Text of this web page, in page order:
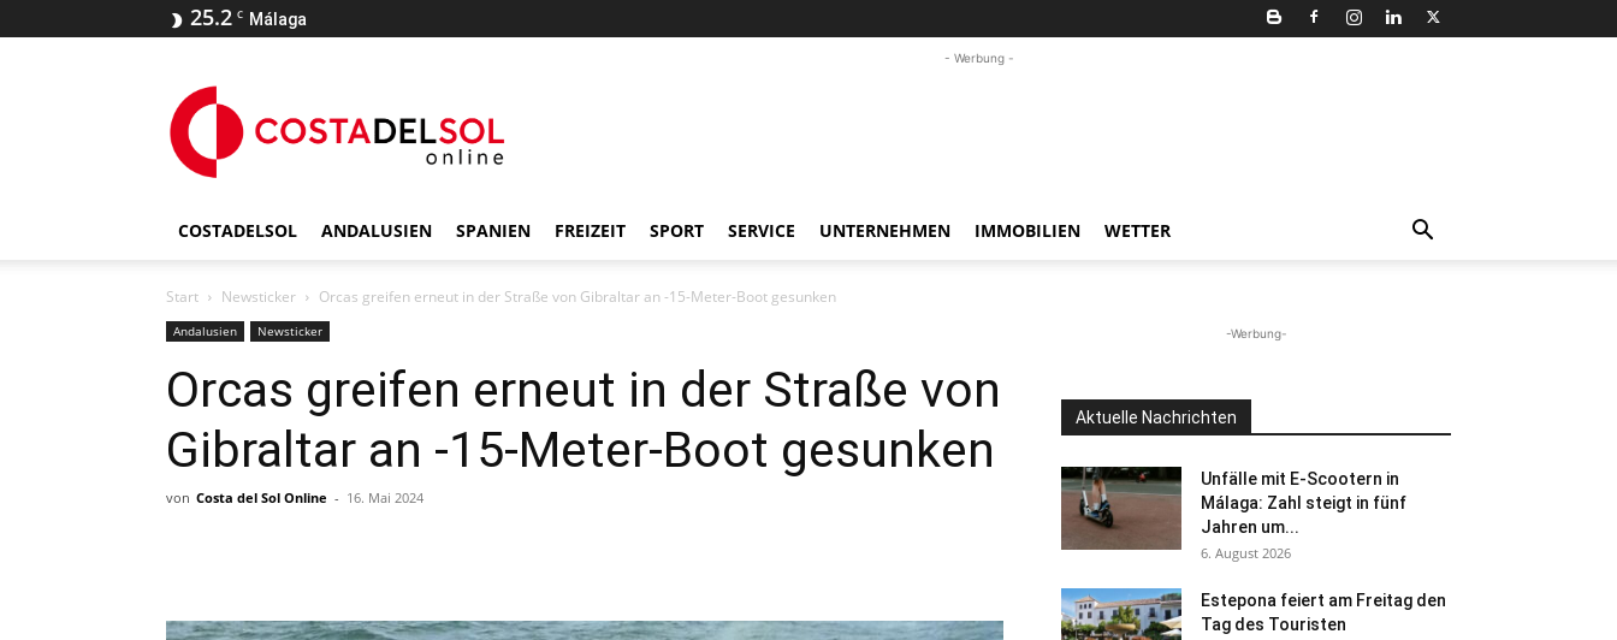
25.2 C Málaga
- Werbung -
COSTADELSOL ANDALUSIEN SPANIEN FREIZEIT SPORT SERVICE UNTERNEHMEN IMMOBILIEN WETTER
Start Newsticker Orcas greifen erneut in der Straße von Gibraltar an -15-Meter-Boot gesunken
Andalusien Newsticker
Orcas greifen erneut in der Straße von
Gibraltar an -15-Meter-Boot gesunken
von Costa del Sol Online - 16. Mai 2024
-Werbung-
Aktuelle Nachrichten
Unfälle mit E-Scootern in
Málaga: Zahl steigt in fünf
Jahren um...
6. August 2026
Estepona feiert am Freitag den
Tag des Touristen